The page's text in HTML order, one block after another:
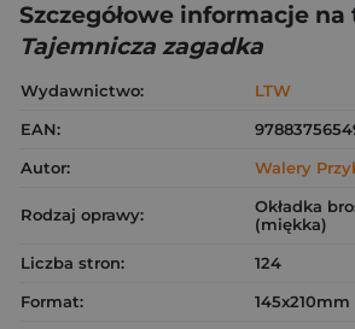
Szczegółowe informacje
Tajemnicza zagadka
Wydawnictwo:
LTW
EAN:
Autor:
Walery
Rodzaj oprawy:
Okładka
(miękka)
Liczba stron:
124
Format:
145x210mm